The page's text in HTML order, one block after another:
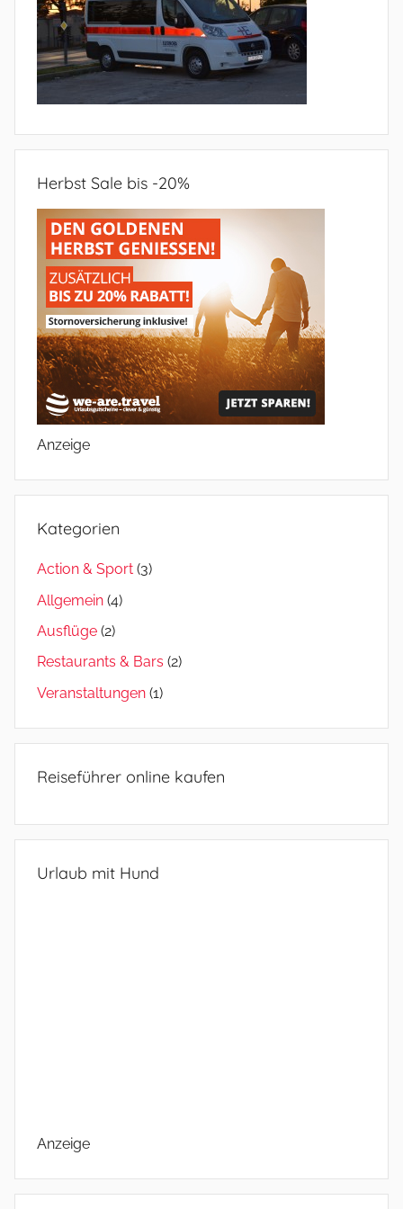
Herbst Sale bis -20%
Anzeige
Kategorien
Action & Sport (3)
Allgemein (4)
Ausflüge (2)
Restaurants & Bars (2)
Veranstaltungen (1)
Reiseführer online kaufen
Urlaub mit Hund
Anzeige